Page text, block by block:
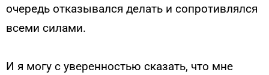
очередь отказывался делать и сопротивлялся
всеми силами.
И я могу с уверенностью сказать, что мне